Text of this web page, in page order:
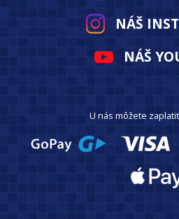
NÁŠ
NÁŠ
U nás môžete